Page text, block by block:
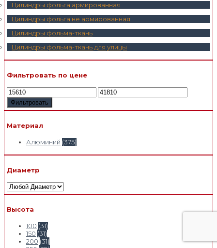
Цилиндры фольга армированная
Цилиндры фольга не армированная
Цилиндры фольма-ткань
Цилиндры фольма-ткань для улицы
Фильтровать по цене
Фильтровать
Материал
Алюминий (375)
Диаметр
Высота
100 (31)
150 (31)
200 (31)